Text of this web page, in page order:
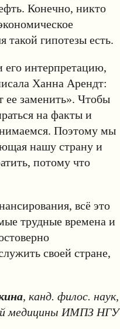
Конечно, никто
гипотезы есть.
интерпретацию,
Ханна Арендт:
ее заменить». Чтобы
на факты и
Поэтому мы
нашу страну и
потому что
всё это
трудные времена и
своей стране,
, канд. филос. наук,
медицины ИМПЗ НГУ